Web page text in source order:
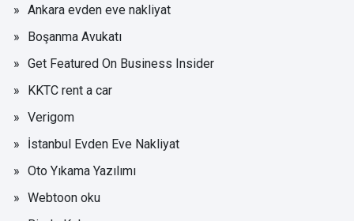
Ankara evden eve nakliyat
Boşanma Avukatı
Get Featured On Business Insider
KKTC rent a car
Verigom
İstanbul Evden Eve Nakliyat
Oto Yıkama Yazılımı
Webtoon oku